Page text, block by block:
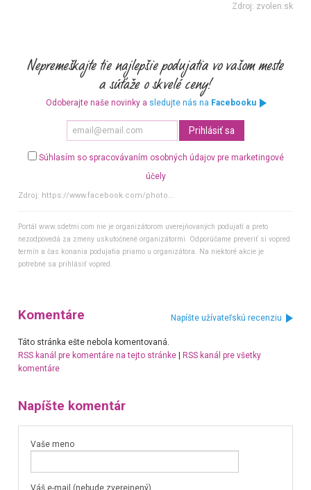
Zdroj: zvolen.sk
Odoberajte naše novinky a sledujte nás na Facebooku
Súhlasím so spracovávaním osobných údajov pre marketingové
účely
Zdroj: https://www.facebook.com/photo...
Portál www.sdetmi.com nie je organizátorom uverejňovaných podujatí a preto
nezodpovedá za zmeny uskutočnené organizátormi. Odporúčame preveriť si vopred
termín a čas konania podujatia priamo u organizátora. Na niektoré akcie je
potrebné sa prihlásiť vopred.
Komentáre Napíšte užívateľskú recenziu
Táto stránka ešte nebola komentovaná.
RSS kanál pre komentáre na tejto stránke|
RSS kanál pre všetky
komentáre
Napíšte komentár
Vaše meno